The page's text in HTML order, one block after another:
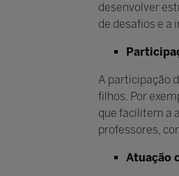
desenvolver
de desafios e a
A participação
filhos. Por
que facilitem a
professores,
Atuação